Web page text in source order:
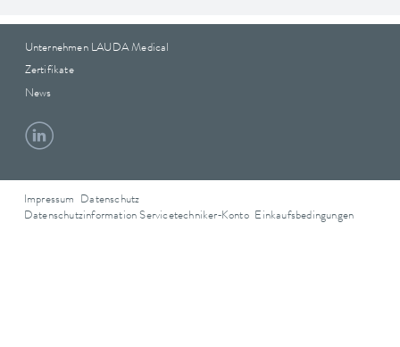
Unternehmen LAUDA Medical
Zertifikate
News
Impressum
Datenschutz
Datenschutzinformation Servicetechniker‑Konto Einkaufsbedingungen